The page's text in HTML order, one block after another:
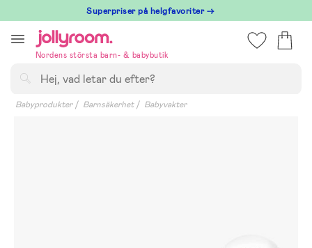
till
innehållet
Superpriser på helgfavoriter →
Nordens största barn- & babybutik
Babyprodukter Barnsäkerhet Babyvakter